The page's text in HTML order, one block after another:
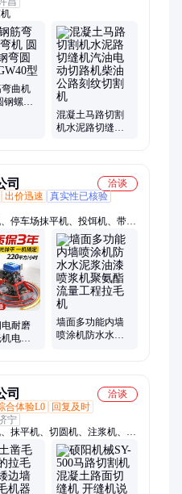
曲机
钢螺纹
混凝土马路切割
机水泥路切缝机
司
洽谈
出价迅速
真实性已核验
停车场抹平机、投饵机、带锯
电火花检测仪、白度仪、面鱼
、钉角机、水磨石机、除锈
骨机、咬口机、爬楼机、封边
耐磨
电动
墙面多功能内墙
喷涂机防水水泥
司
洽谈
合体验L0
回复及时
宁
抹平机、切圆机、注浆机、凿
泥浆泵、防滑槽、整平机、喷
注浆泵、切桩机、机刀片、凿
钢筋预应力设备